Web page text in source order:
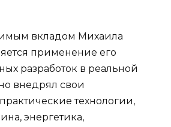
вкладом Михаила
применение его
разработок в реальной
внедрял свои
технологии,
энергетика,